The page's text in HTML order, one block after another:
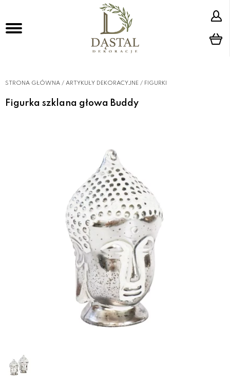
STRONA GŁÓWNA / ARTYKUŁY DEKORACYJNE / FIGURKI
Figurka szklana głowa Buddy